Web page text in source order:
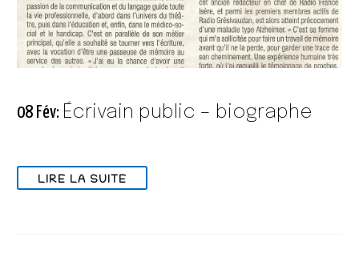
08 Fév: Écrivain public – biographe
LIRE LA SUITE